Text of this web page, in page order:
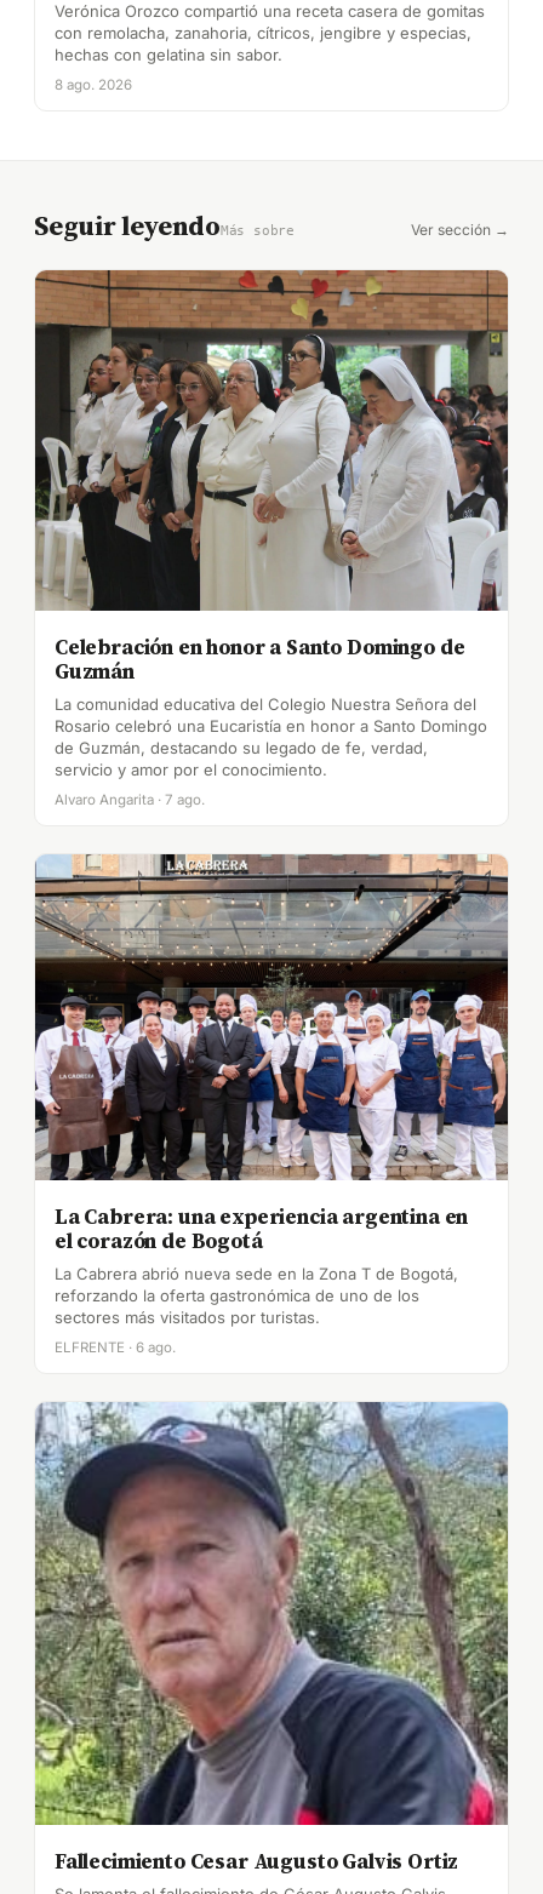
Verónica Orozco compartió su receta
casera de “gomitas de skincare”
Verónica Orozco compartió una receta casera de gomitas
con remolacha, zanahoria, cítricos, jengibre y especias,
hechas con gelatina sin sabor.
8 ago. 2026
Seguir leyendoMás sobre Ver sección →
Celebración en honor a Santo Domingo de
Guzmán
La comunidad educativa del Colegio Nuestra Señora del
Rosario celebró una Eucaristía en honor a Santo Domingo
de Guzmán, destacando su legado de fe, verdad,
servicio y amor por el conocimiento.
Alvaro Angarita · 7 ago.
La Cabrera: una experiencia argentina en
el corazón de Bogotá
La Cabrera abrió nueva sede en la Zona T de Bogotá,
reforzando la oferta gastronómica de uno de los
sectores más visitados por turistas.
ELFRENTE · 6 ago.